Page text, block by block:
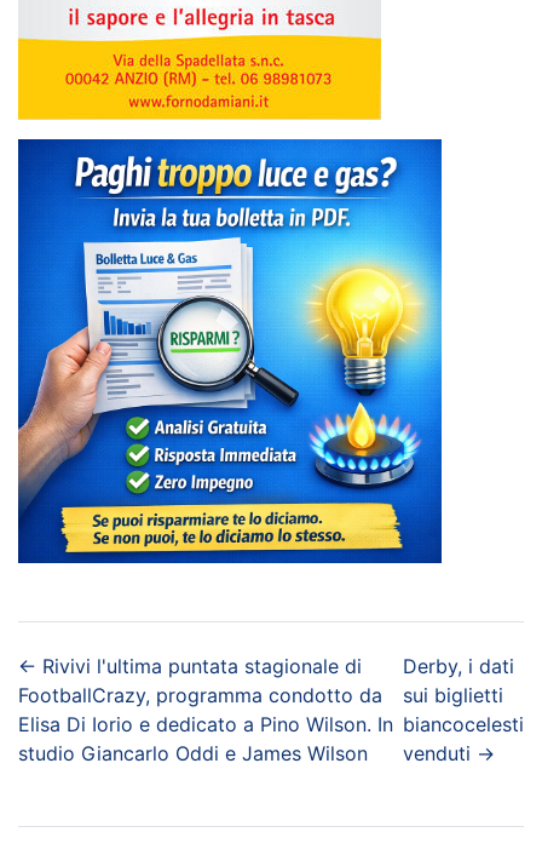
← Rivivi l'ultima puntata stagionale di
FootballCrazy, programma condotto da
Elisa Di Iorio e dedicato a Pino Wilson. In
studio Giancarlo Oddi e James Wilson
Derby, i dati
sui biglietti
biancocelesti
venduti →